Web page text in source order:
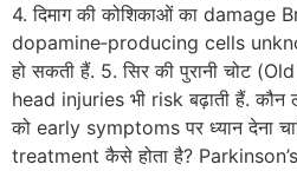
4. दिमाग की कोशिकाओं का damage
dopamine‑producing cells
हो सकती हैं. 5. सिर की पुरानी चोट
head injuries भी risk बढ़ाती हैं. कौन
को early symptoms पर ध्यान देना
treatment कैसे होता है?